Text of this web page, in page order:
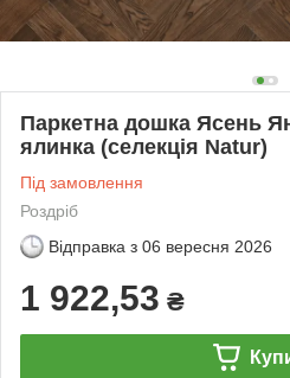
Паркетна дошка Ясень
ялинка (селекція Natur)
Під замовлення
Роздріб
Відправка з 06 вересня 2026
1 922,53 ₴